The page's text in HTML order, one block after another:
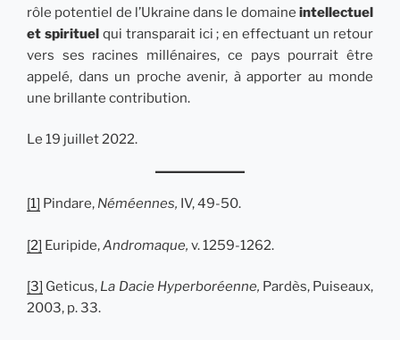
rôle potentiel de l’Ukraine dans le domaine intellectuel
et spirituelqui transparait ici ; en effectuant un retour
vers ses racines millénaires, ce pays pourrait être
appelé, dans un proche avenir, à apporter au monde
une brillante contribution.
Le 19 juillet 2022.
[1] Pindare, Néméennes, IV, 49-50.
[2] Euripide,Andromaque, v. 1259-1262.
[3] Geticus, La Dacie Hyperboréenne, Pardès, Puiseaux,
2003, p. 33.